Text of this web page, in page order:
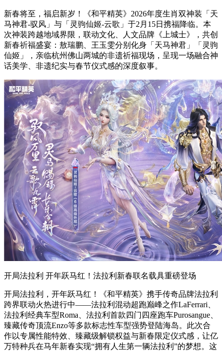
新春将至，福启新岁！《和平精英》2026年度生肖双神装「天
马神君-驭风」与「灵驹仙姬-云歌」于2月15日携福降临。本
次神装跨越地域界限，联动文化、人文品牌《上城士》，共创
新春祈福盛宴：敖瑞鹏、王玉雯分别化身「天马神君」「灵驹
仙姬」，亲临杭州佛山两城的非遗祈福现场，呈现一场融合神
话美学、非遗纪实与春节仪式感的深度叙事。
开局法拉利 开年跃马红！法拉利新春联名载具重磅登场
开局法拉利，开年跃马红！《和平精英》携手传奇品牌法拉利
跨界联动火热进行中——法拉利混动超跑巅峰之作LaFerrari、
法拉利经典车型Roma、法拉利首款四门四座跑车Purosangue、
臻藏传奇顶流Enzo等多款标志性车型强势登陆海岛。此次合
作以专属性能特效、臻藏级解锁权益与新春限定仪式感，让亿
万特种兵在马年新春实现“拥有人生第一辆法拉利”的梦想。这